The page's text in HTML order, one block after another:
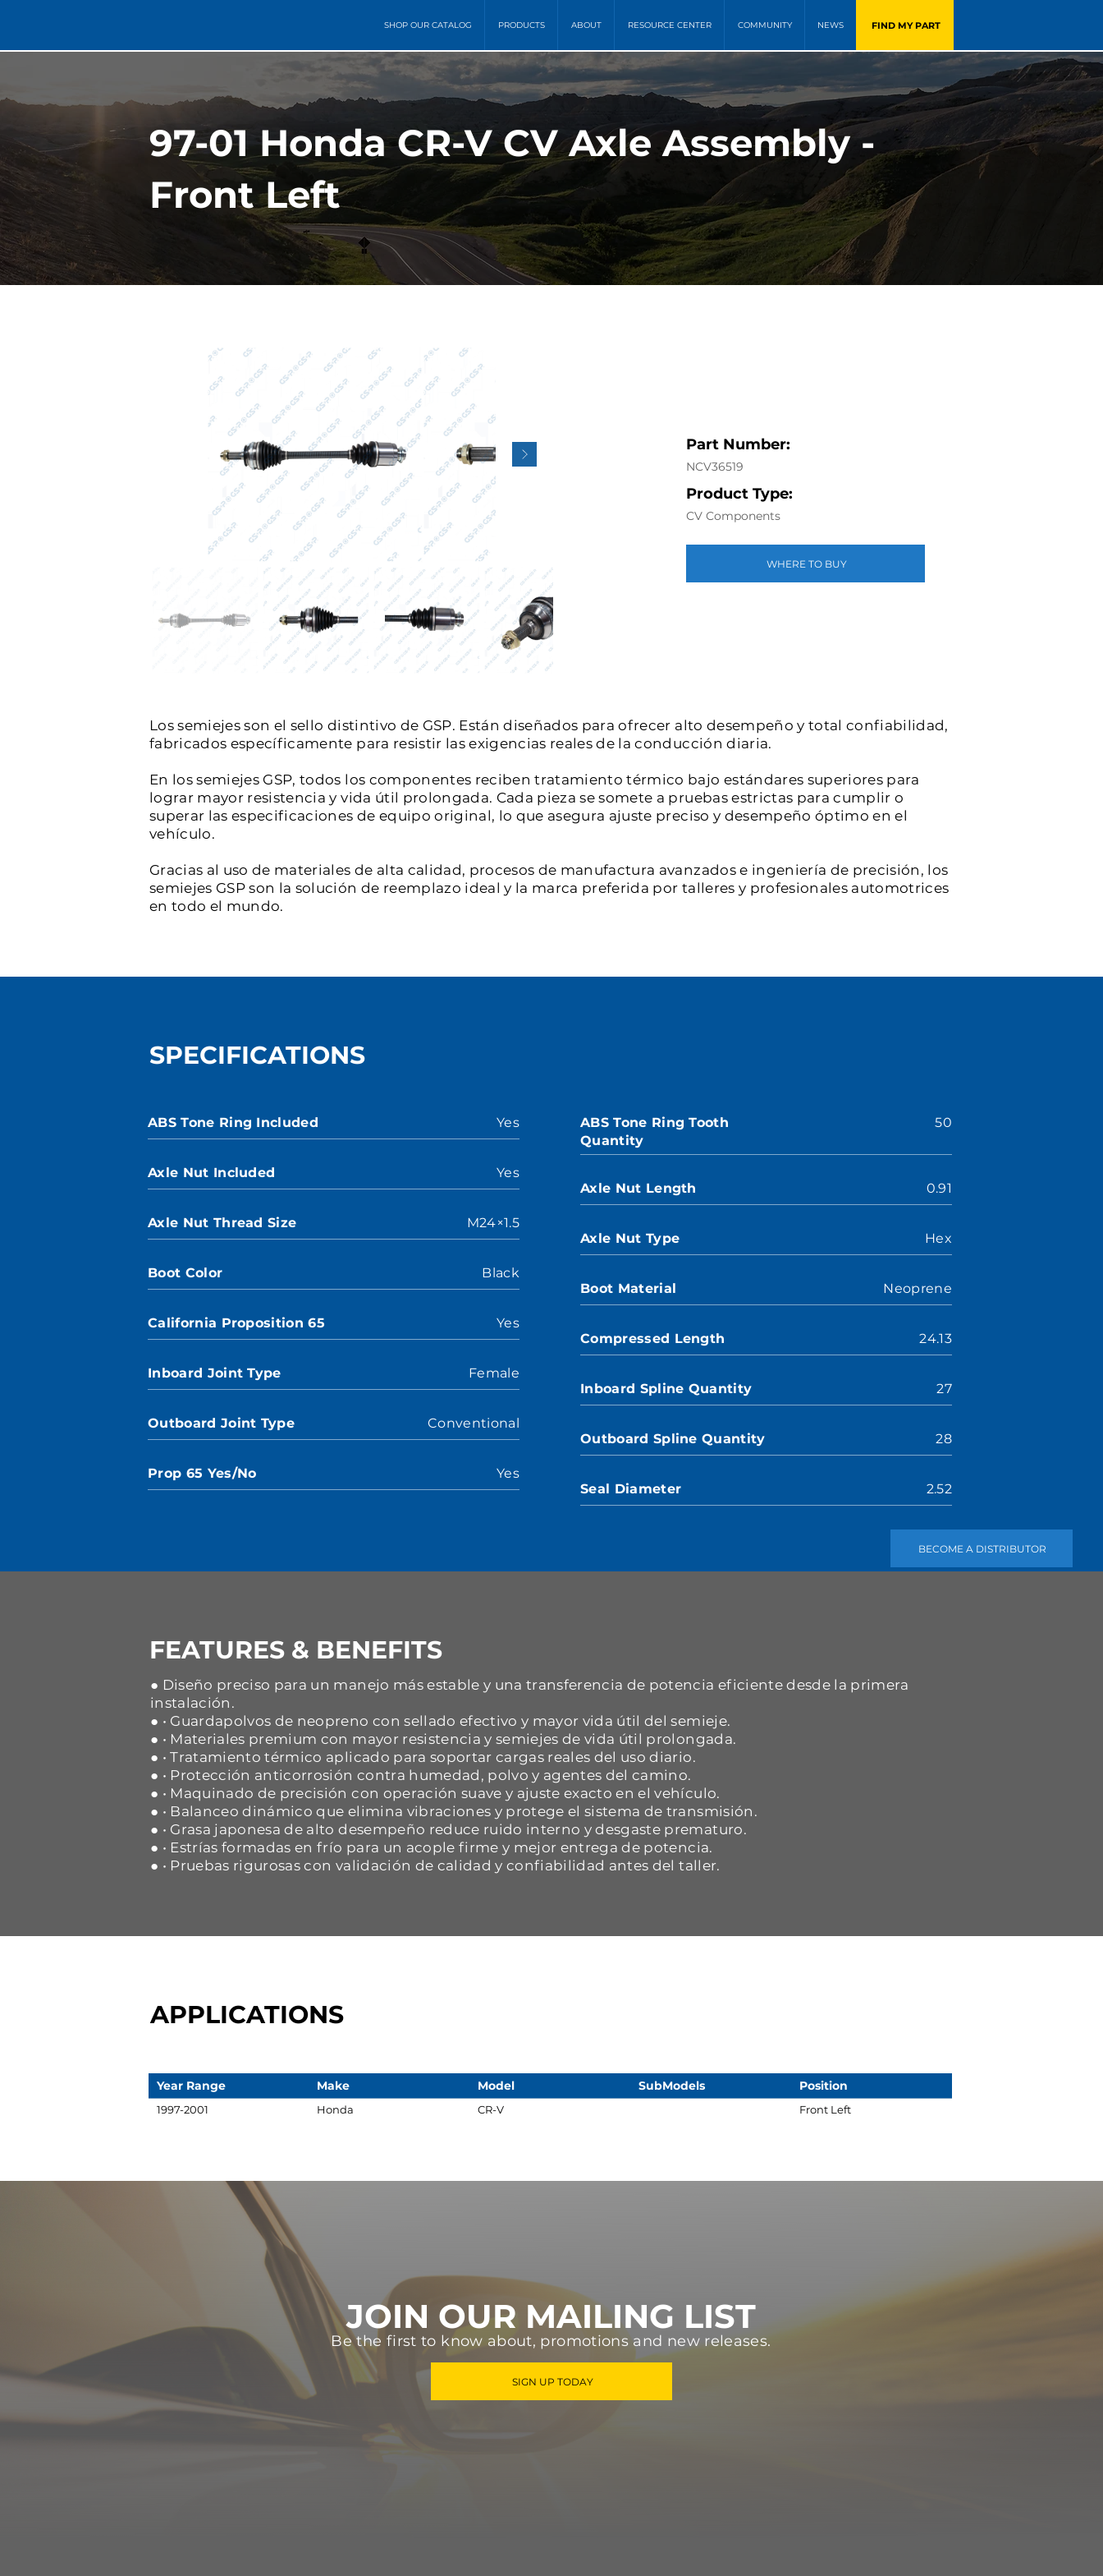
SHOP OUR CATALOG PRODUCTS ABOUT RESOURCE CENTER COMMUNITY NEWS FIND MY PART
BECOME A DISTRIBUTOR
97-01 Honda CR-V CV Axle Assembly -
Front Left
Part Number:
NCV36519
Product Type:
CV Components
WHERE TO BUY
Los semiejes son el sello distintivo de GSP. Están diseñados para ofrecer alto desempeño y total confiabilidad,
fabricados específicamente para resistir las exigencias reales de la conducción diaria.
En los semiejes GSP, todos los componentes reciben tratamiento térmico bajo estándares superiores para
lograr mayor resistencia y vida útil prolongada. Cada pieza se somete a pruebas estrictas para cumplir o
superar las especificaciones de equipo original, lo que asegura ajuste preciso y desempeño óptimo en el
vehículo.
Gracias al uso de materiales de alta calidad, procesos de manufactura avanzados e ingeniería de precisión, los
semiejes GSP son la solución de reemplazo ideal y la marca preferida por talleres y profesionales automotrices
en todo el mundo.
SPECIFICATIONS
ABS Tone Ring Included Yes
Axle Nut Included Yes
Axle Nut Thread Size M24×1.5
Boot Color Black
California Proposition 65 Yes
Inboard Joint Type Female
Outboard Joint Type Conventional
Prop 65 Yes/No Yes
ABS Tone Ring Tooth
Quantity
50
Axle Nut Length 0.91
Axle Nut Type Hex
Boot Material Neoprene
Compressed Length 24.13
Inboard Spline Quantity 27
Outboard Spline Quantity 28
Seal Diameter 2.52
FEATURES & BENEFITS
● Diseño preciso para un manejo más estable y una transferencia de potencia eficiente desde la primera
instalación.
● • Guardapolvos de neopreno con sellado efectivo y mayor vida útil del semieje.
● • Materiales premium con mayor resistencia y semiejes de vida útil prolongada.
● • Tratamiento térmico aplicado para soportar cargas reales del uso diario.
● • Protección anticorrosión contra humedad, polvo y agentes del camino.
● • Maquinado de precisión con operación suave y ajuste exacto en el vehículo.
● • Balanceo dinámico que elimina vibraciones y protege el sistema de transmisión.
● • Grasa japonesa de alto desempeño reduce ruido interno y desgaste prematuro.
● • Estrías formadas en frío para un acople firme y mejor entrega de potencia.
● • Pruebas rigurosas con validación de calidad y confiabilidad antes del taller.
APPLICATIONS
Year Range Make Model SubModels Position
1997-2001 Honda CR-V Front Left
JOIN OUR MAILING LIST
Be the first to know about, promotions and new releases.
SIGN UP TODAY